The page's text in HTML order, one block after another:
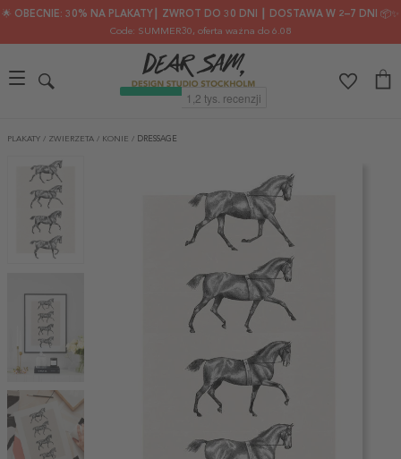
🌟 OBECNIE: 30% NA PLAKATY┃ ZWROT DO 30 DNI ┃ DOSTAWA W 2–7 DNI 📦✨
Code: SUMMER30, oferta ważna do 6.08
PLAKATY / ZWIERZETA / KONIE / DRESSAGE